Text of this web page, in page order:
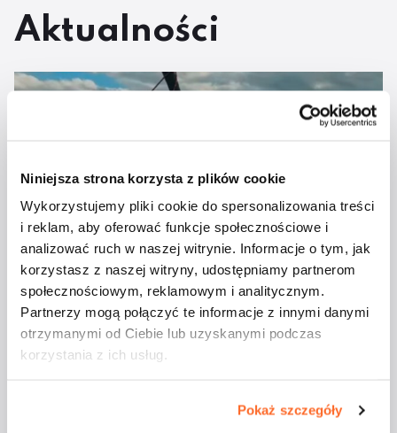
Niniejsza strona korzysta z plików cookie
Wykorzystujemy pliki cookie do spersonalizowania treści
i reklam, aby oferować funkcje społecznościowe i
analizować ruch w naszej witrynie. Informacje o tym, jak
korzystasz z naszej witryny, udostępniamy partnerom
społecznościowym, reklamowym i analitycznym.
Partnerzy mogą połączyć te informacje z innymi danymi
otrzymanymi od Ciebie lub uzyskanymi podczas
korzystania z ich usług.
Pokaż szczegóły
Aktualności
Studenci ATA na
majówkowym rejsie
Odbyły się warsztaty